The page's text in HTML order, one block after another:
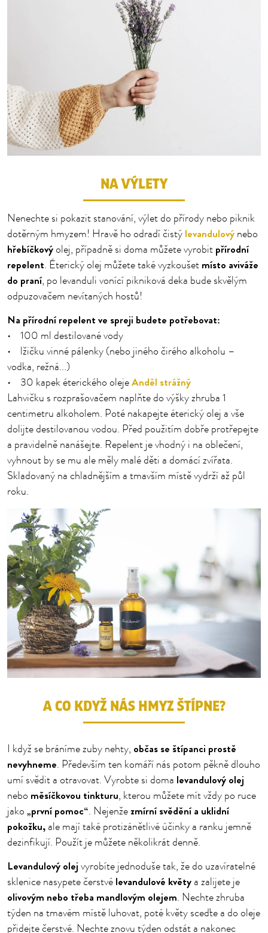
NA VÝLETY
Nenechte si pokazit stanování, výlet do přírody nebo piknik
dotěrným hmyzem! Hravě ho odradí čistý levandulový nebo
hřebíčkovýolej, případně si doma můžete vyrobit přírodní
repelent. Éterický olej můžete také vyzkoušet místo aviváže
do praní, po levanduli vonící pikniková deka bude skvělým
odpuzovačem nevítaných hostů!
Na přírodní repelent ve spreji budete potřebovat:
• 100 ml destilované vody
• lžičku vinné pálenky (nebo jiného čirého alkoholu –
vodka, režná...)
• 30 kapek éterického olejeAnděl strážný
Lahvičku s rozprašovačem naplňte do výšky zhruba 1
centimetru alkoholem. Poté nakapejte éterický olej a vše
dolijte destilovanou vodou. Před použitím dobře protřepejte
a pravidelně nanášejte. Repelent je vhodný i na oblečení,
vyhnout by se mu ale měly malé děti a domácí zvířata.
Skladovaný na chladnějším a tmavším místě vydrží až půl
roku.
A CO KDYŽ NÁS HMYZ ŠTÍPNE?
I když se bráníme zuby nehty, občas se štípanci prostě
nevyhneme. Především ten komáří nás potom pěkně dlouho
umí svědit a otravovat. Vyrobte si doma levandulový olej
nebo měsíčkovou tinkturu, kterou můžete mít vždy po ruce
jako „první pomoc“. Nejenže zmírní svědění a uklidní
pokožku,ale mají také protizánětlivé účinky a ranku jemně
dezinfikují. Použít je můžete několikrát denně.
Levandulový olej vyrobíte jednoduše tak, že do uzavíratelné
sklenice nasypete čerstvé levandulové květya zalijete je
olivovým nebo třeba mandlovým olejem. Nechte zhruba
týden na tmavém místě luhovat, poté květy sceďte a do oleje
přidejte čerstvé. Nechte znovu týden odstát a nakonec